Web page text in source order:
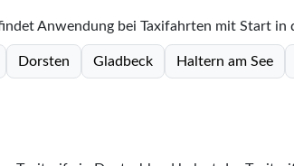
Anwendung bei Taxifahrten mit Start
Dorsten Gladbeck Haltern am See